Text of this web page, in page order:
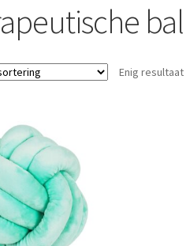
bal
Enig resultaat